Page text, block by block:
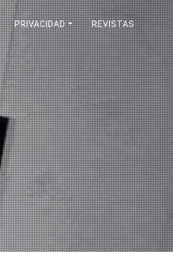
PRIVACIDAD REVISTAS